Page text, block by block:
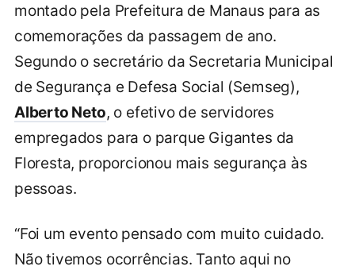
montado pela Prefeitura de Manaus para as
comemorações da passagem de ano.
Segundo o secretário da Secretaria Municipal
de Segurança e Defesa Social (Semseg),
Alberto Neto, o efetivo de servidores
empregados para o parque Gigantes da
Floresta, proporcionou mais segurança às
pessoas.
“Foi um evento pensado com muito cuidado.
Não tivemos ocorrências. Tanto aqui no